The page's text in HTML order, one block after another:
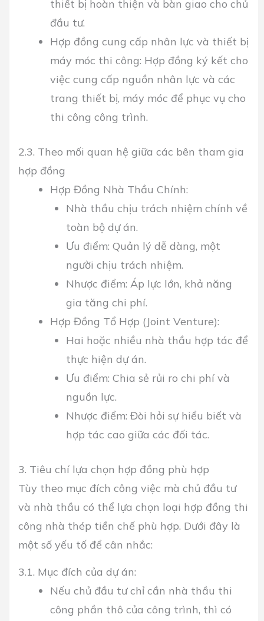
thiết bị hoàn thiện và bàn giao cho chủ
đầu tư.
Hợp đồng cung cấp nhân lực và thiết bị
máy móc thi công: Hợp đồng ký kết cho
việc cung cấp nguồn nhân lực và các
trang thiết bị, máy móc để phục vụ cho
thi công công trình.
2.3. Theo mối quan hệ giữa các bên tham gia
hợp đồng
Hợp Đồng Nhà Thầu Chính:
Nhà thầu chịu trách nhiệm chính về
toàn bộ dự án.
Ưu điểm: Quản lý dễ dàng, một
người chịu trách nhiệm.
Nhược điểm: Áp lực lớn, khả năng
gia tăng chi phí.
Hợp Đồng Tổ Hợp (Joint Venture):
Hai hoặc nhiều nhà thầu hợp tác để
thực hiện dự án.
Ưu điểm: Chia sẻ rủi ro chi phí và
nguồn lực.
Nhược điểm: Đòi hỏi sự hiểu biết và
hợp tác cao giữa các đối tác.
3. Tiêu chí lựa chọn hợp đồng phù hợp
Tùy theo mục đích công việc mà chủ đầu tư
và nhà thầu có thể lựa chọn loại hợp đồng thi
công nhà thép tiền chế phù hợp. Dưới đây là
một số yếu tố để cân nhắc:
3.1. Mục đích của dự án:
Nếu chủ đầu tư chỉ cần nhà thầu thi
công phần thô của công trình, thì có